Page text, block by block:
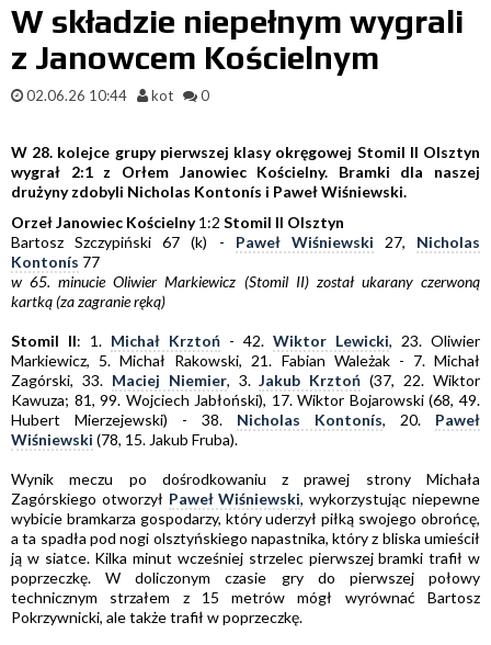
W składzie niepełnym wygrali
z Janowcem Kościelnym
02.06.26 10:44 kot 0
W 28. kolejce grupy pierwszej klasy okręgowej Stomil II Olsztyn
wygrał 2:1 z Orłem Janowiec Kościelny. Bramki dla naszej
drużyny zdobyli Nicholas Kontonís i Paweł Wiśniewski.
Orzeł Janowiec Kościelny1:2 Stomil II Olsztyn
Bartosz Szczypiński 67 (k) - Paweł Wiśniewski 27, Nicholas
Kontonís 77
w 65. minucie Oliwier Markiewicz (Stomil II) został ukarany czerwoną
kartką (za zagranie ręką)
Stomil II: 1. Michał Krztoń - 42. Wiktor Lewicki, 23. Oliwier
Markiewicz, 5. Michał Rakowski, 21. Fabian Wależak - 7. Michał
Zagórski, 33. Maciej Niemier, 3.Jakub Krztoń (37, 22. Wiktor
Kawuza; 81, 99. Wojciech Jabłoński), 17. Wiktor Bojarowski (68, 49.
Hubert Mierzejewski) - 38. Nicholas Kontonís, 20. Paweł
Wiśniewski (78, 15. Jakub Fruba).
Wynik meczu po dośrodkowaniu z prawej strony Michała
Zagórskiego otworzył Paweł Wiśniewski, wykorzystując niepewne
wybicie bramkarza gospodarzy, który uderzył piłką swojego obrońcę,
a ta spadła pod nogi olsztyńskiego napastnika, który z bliska umieścił
ją w siatce. Kilka minut wcześniej strzelec pierwszej bramki trafił w
poprzeczkę. W doliczonym czasie gry do pierwszej połowy
technicznym strzałem z 15 metrów mógł wyrównać Bartosz
Pokrzywnicki, ale także trafił w poprzeczkę.